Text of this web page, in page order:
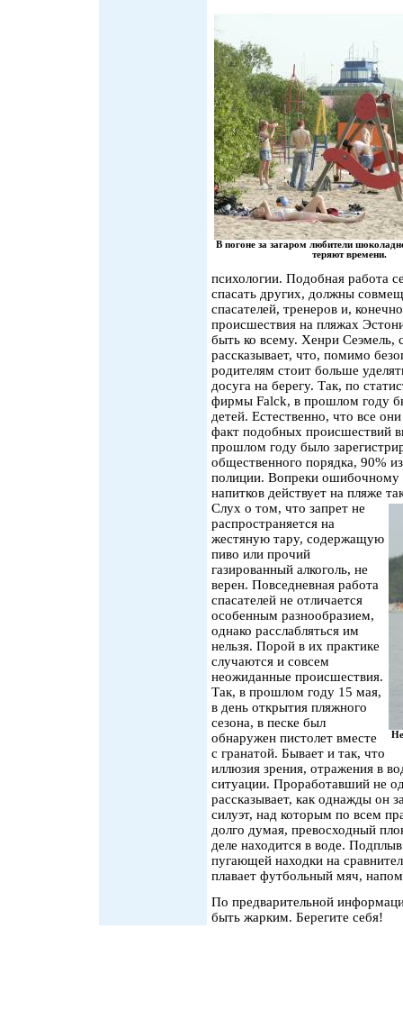
В погоне за загаром любители
теряют времени.
психологии. Подобная работа
спасать других, должны
спасателей, тренеров и,
происшествия на пляжах
быть ко всему. Хенри Сеэмель,
рассказывает, что, помимо
родителям стоит больше
досуга на берегу. Так, по
фирмы Falck, в прошлом году
детей. Естественно, что все
факт подобных происшествий
прошлом году было
общественного порядка, 90%
полиции. Вопреки ошибочному
напитков действует на пляже
Слух о том, что запрет не
распространяется на
жестяную тару, содержащую
пиво или прочий
газированный алкоголь, не
верен. Повседневная работа
спасателей не отличается
особенным разнообразием,
однако расслабляться им
нельзя. Порой в их практике
случаются и совсем
неожиданные происшествия.
Так, в прошлом году 15 мая,
в день открытия пляжного
сезона, в песке был
обнаружен пистолет вместе
с гранатой. Бывает и так, что
иллюзия зрения, отражения в
ситуации. Проработавший не
рассказывает, как однажды он
силуэт, над которым по всем
долго думая, превосходный
деле находится в воде.
пугающей находки на
плавает футбольный мяч,
По предварительной
быть жарким. Берегите себя!